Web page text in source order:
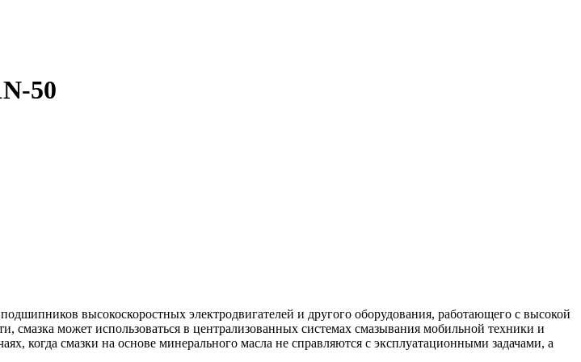
50
высокоскоростных электродвигателей и другого оборудования, работающего с высокой
смазка может использоваться в централизованных системах смазывания мобильной техники и
когда смазки на основе минерального масла не справляются с эксплуатационными задачами, а